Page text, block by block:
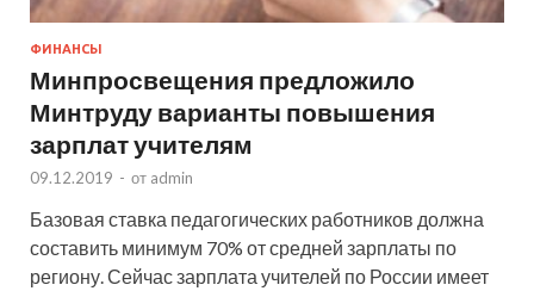
ФИНАНСЫ
Минпросвещения предложило
Минтруду варианты повышения
зарплат учителям
09.12.2019 - от admin
Базовая ставка педагогических работников должна
составить минимум 70% от средней зарплаты по
региону. Сейчас зарплата учителей по России имеет